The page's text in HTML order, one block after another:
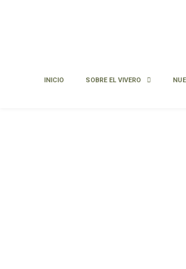
INICIO SOBRE EL VIVERO